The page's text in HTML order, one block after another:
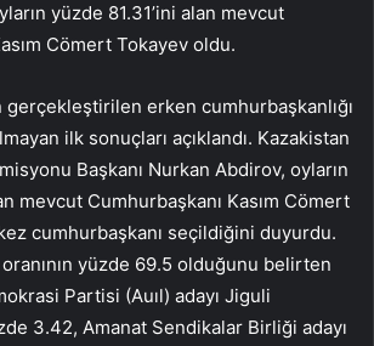
yüzde 81.31’ini alan mevcut
Cömert Tokayev oldu.
gerçekleştirilen erken cumhurbaşkanlığı
ilk sonuçları açıklandı. Kazakistan
Başkanı Nurkan Abdirov, oyların
mevcut Cumhurbaşkanı Kasım Cömert
cumhurbaşkanı seçildiğini duyurdu.
oranının yüzde 69.5 olduğunu belirten
Partisi (Auıl) adayı Jiguli
3.42, Amanat Sendikalar Birliği adayı